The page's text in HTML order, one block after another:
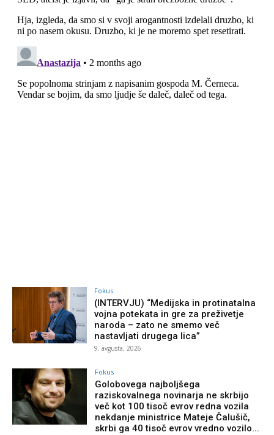
Fokus
(INTERVJU) “Medijska in protinatalna
vojna potekata in gre za preživetje
naroda – zato ne smemo več
nastavljati drugega lica”
9. avgusta, 2026
Fokus
Golobovega najboljšega
raziskovalnega novinarja ne skrbijo
več kot 100 tisoč evrov redna vozila
nekdanje ministrice Mateje Čalušič,
skrbi ga 40 tisoč evrov vredno vozilo...